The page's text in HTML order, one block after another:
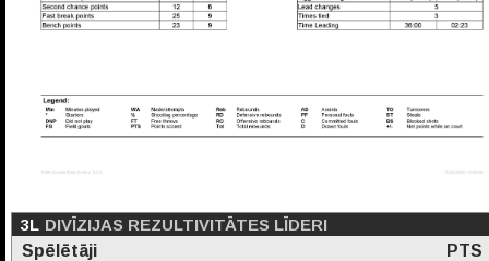
3L DIVĪZIJAS REZULTIVITĀTES LĪDERI
Spēlētāji
PTS